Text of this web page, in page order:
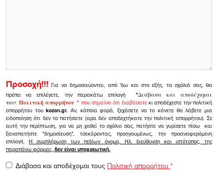
Προσοχή!!! Για να δημοσιεύονται, από 'δω και στο εξής, τα σχόλιά σας, θα
πρέπει να επιλέγετε, την παρακάτω επιλογή
"Διάβασα και αποδέχομαι
τουςΠολιτική απορρήτου" που σημαίνει ότι διαβάσατεκι αποδέχεστε την πολιτική
απορρήτου τουkozan.gr. Αν, κάποια φορά, ξεχάσετε να το κάνετε θα λάβετε μια
ειδοποίηση ότι δεν το πατήσατε (αρα δεν αποδεχτήκατε την πολιτική απορρήτου). Σε
αυτή την περίπτωση, για να μη χαθεί το σχόλιο σας, πατήστε να γυρίσετε πίσω και
ξαναπατήστε "δημοσίευση", τσεκάροντας, προηγουμένως, την προαναφερόμενη
επιλογή.Η συμπλήρωση των πεδίων όνομα, Ηλ. διεύθυνση και ιστότοπος, της
παραπάνω φόρμας, δεν είναι υποχρεωτική.
Διάβασα και αποδέχομαι τους Πολιτική απορρήτου *